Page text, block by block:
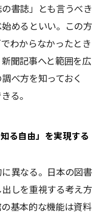
書誌」とも言うべき
めるといい。この方
わからなかったとき
聞記事へと範囲を広
べ方を知っておく
る。
る自由」を実現する
異なる。日本の図書
しを重視する考え方
基本的な機能は資料